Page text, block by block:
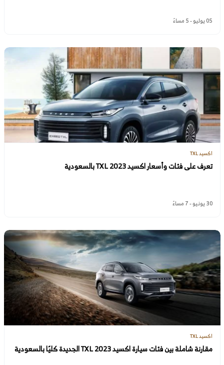
05 يوليو - 5 مساءً
اكسيد TXL
تعرف على فئات وأسعار اكسيد TXL 2023 بالسعودية
30 يونيو - 7 مساءً
اكسيد TXL
مقارنة شاملة بين فئات سيارة اكسيد TXL 2023 الجديدة كليًا بالسعودية